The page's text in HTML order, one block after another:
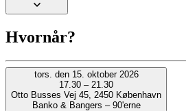
Hvornår?
tors. den 15. oktober 2026
17.30 – 21.30
Otto Busses Vej 45, 2450 København
Banko & Bangers – 90'erne